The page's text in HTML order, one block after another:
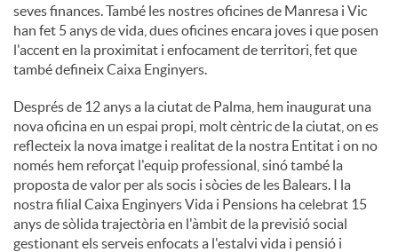
seves finances. També les nostres oficines de Manresa i Vic
han fet 5 anys de vida, dues oficines encara joves i que posen
l'accent en la proximitat i enfocament de territori, fet que
també defineix Caixa Enginyers.
Després de 12 anys a la ciutat de Palma, hem inaugurat una
nova oficina en un espai propi, molt cèntric de la ciutat, on es
reflecteix la nova imatge i realitat de la nostra Entitat i on no
només hem reforçat l'equip professional, sinó també la
proposta de valor per als socis i sòcies de les Balears. I la
nostra filial Caixa Enginyers Vida i Pensions ha celebrat 15
anys de sòlida trajectòria en l'àmbit de la previsió social
gestionant els serveis enfocats a l'estalvi vida i pensió i